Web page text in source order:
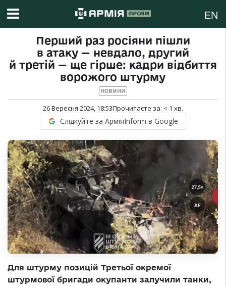
EN
Перший раз росіяни пішли
в атаку — невдало, другий
й третій — ще гірше: кадри відбиття
ворожого штурму
НОВИНИ
26 Вересня 2024, 18:53Прочитаєте за: < 1 хв.
Слідкуйте за АрміяInform в Google
Для штурму позицій Третьої окремої
штурмової бригади окупанти залучили танки,